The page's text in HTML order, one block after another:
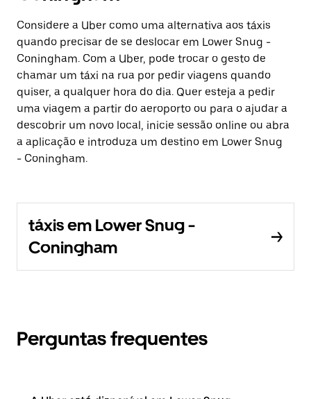
Considere a Uber como uma alternativa aos táxis
quando precisar de se deslocar em Lower Snug -
Coningham. Com a Uber, pode trocar o gesto de
chamar um táxi na rua por pedir viagens quando
quiser, a qualquer hora do dia. Quer esteja a pedir
uma viagem a partir do aeroporto ou para o ajudar a
descobrir um novo local, inicie sessão online ou abra
a aplicação e introduza um destino em Lower Snug
- Coningham.
táxis em Lower Snug -
Coningham
Perguntas frequentes